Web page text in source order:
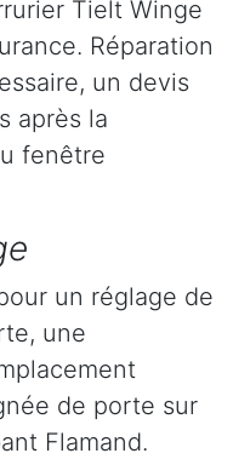
Tielt Winge
Réparation
un devis
après la
fenêtre
un réglage de
une
de porte sur
Flamand.